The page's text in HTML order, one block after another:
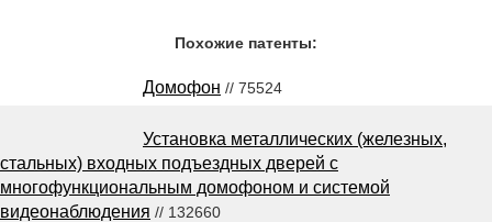
Похожие патенты:
Домофон // 75524
Установка металлических (железных,
стальных) входных подъездных дверей с
многофункциональным домофоном и системой
видеонаблюдения // 132660